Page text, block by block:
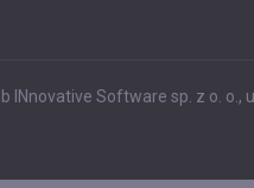
INnovative Software sp. z o. o.,